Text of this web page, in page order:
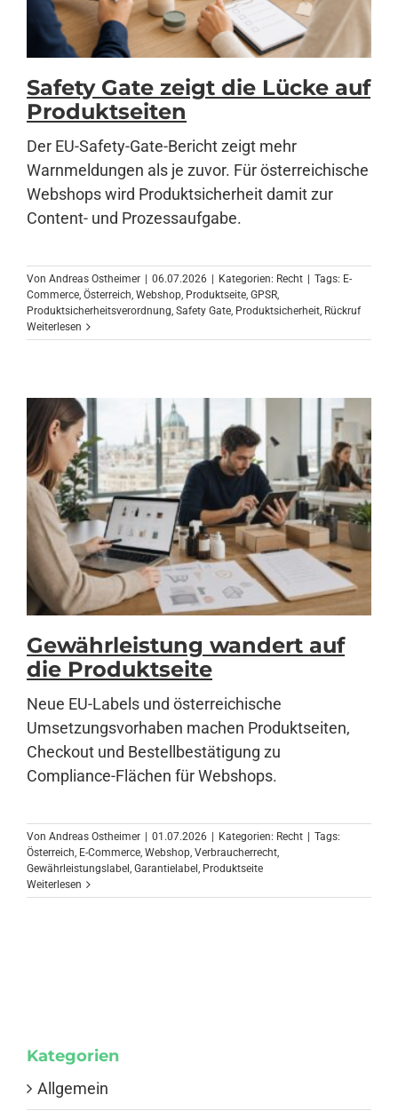
Safety Gate zeigt die Lücke auf
Produktseiten
Der EU-Safety-Gate-Bericht zeigt mehr
Warnmeldungen als je zuvor. Für österreichische
Webshops wird Produktsicherheit damit zur
Content- und Prozessaufgabe.
Von Andreas Ostheimer | 06.07.2026 | Kategorien: Recht | Tags: E-
Commerce, Österreich, Webshop, Produktseite, GPSR,
Produktsicherheitsverordnung, Safety Gate, Produktsicherheit, Rückruf
Weiterlesen
Gewährleistung wandert auf
die Produktseite
Neue EU-Labels und österreichische
Umsetzungsvorhaben machen Produktseiten,
Checkout und Bestellbestätigung zu
Compliance-Flächen für Webshops.
Von Andreas Ostheimer | 01.07.2026 | Kategorien: Recht | Tags:
Österreich E-Commerce Webshop Verbraucherrecht
Gewährleistungslabel Garantielabel Produktseite
Weiterlesen
Kategorien
Allgemein